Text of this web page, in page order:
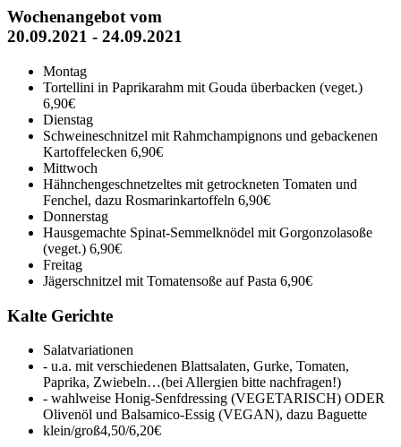
Wochenangebot vom
20.09.2021 - 24.09.2021
Montag
Tortellini in Paprikarahm mit Gouda überbacken (veget.)
6,90€
Dienstag
Schweineschnitzel mit Rahmchampignons und gebackenen
Kartoffelecken 6,90€
Mittwoch
Hähnchengeschnetzeltes mit getrockneten Tomaten und
Fenchel, dazu Rosmarinkartoffeln 6,90€
Donnerstag
Hausgemachte Spinat-Semmelknödel mit Gorgonzolasoße
(veget.) 6,90€
Freitag
Jägerschnitzel mit Tomatensoße auf Pasta 6,90€
Kalte Gerichte
Salatvariationen
- u.a. mit verschiedenen Blattsalaten, Gurke, Tomaten,
Paprika, Zwiebeln…(bei Allergien bitte nachfragen!)
- wahlweise Honig-Senfdressing (VEGETARISCH) ODER
Olivenöl und Balsamico-Essig (VEGAN), dazu Baguette
klein/groß4,50/6,20€